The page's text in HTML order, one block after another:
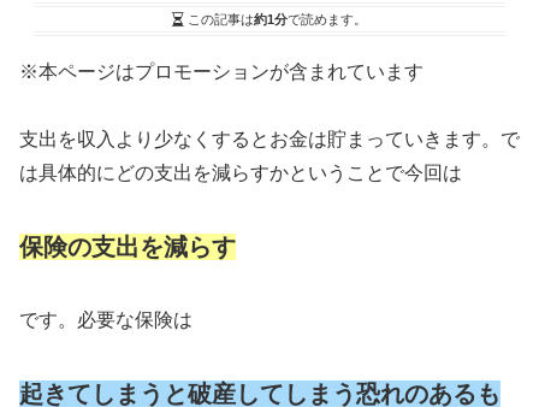
この記事は約1分で読めます。
※本ページはプロモーションが含まれています
支出を収入より少なくするとお金は貯まっていきます。で
は具体的にどの支出を減らすかということで今回は
保険の支出を減らす
です。必要な保険は
起きてしまうと破産してしまう恐れのあるも